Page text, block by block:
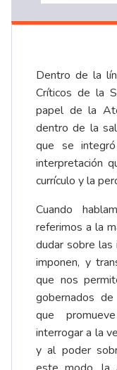
Dentro de la
Críticos de la
papel de la
dentro de la
que se
interpretación
currículo y la
Cuando
referimos a la
dudar sobre
imponen, y
que nos
gobernados
que
interrogar a la
y al poder